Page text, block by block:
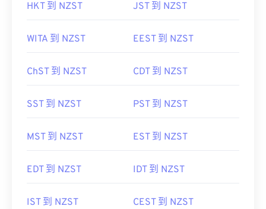
HKT 到 NZST JST 到 NZST
WITA 到 NZST EEST 到 NZST
ChST 到 NZST CDT 到 NZST
SST 到 NZST PST 到 NZST
MST 到 NZST EST 到 NZST
EDT 到 NZST IDT 到 NZST
IST 到 NZST CEST 到 NZST